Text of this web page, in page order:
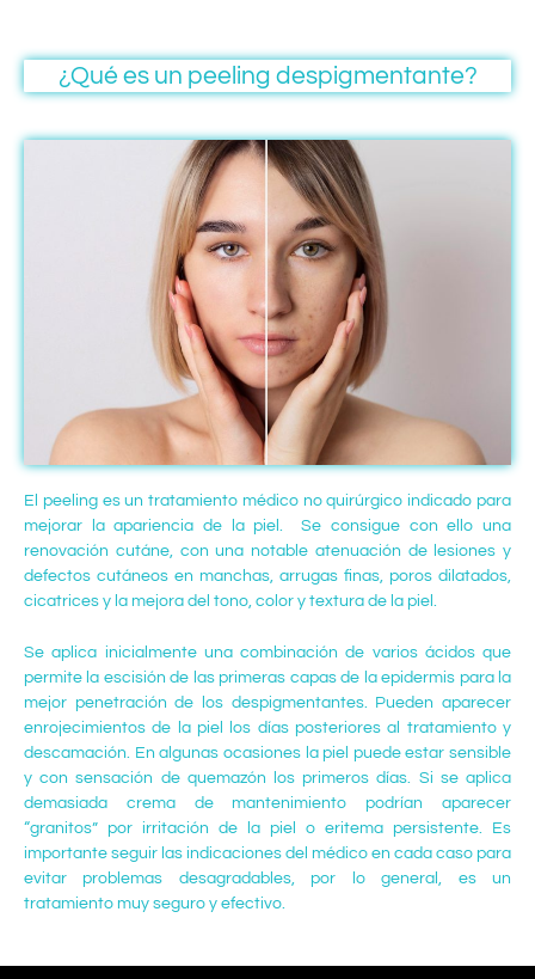
¿Qué es un peeling despigmentante?
El peeling es un tratamiento médico no quirúrgico indicado para
mejorar la apariencia de la piel. Se consigue con ello una
renovación cutáne, con una notable atenuación de lesiones y
defectos cutáneos en manchas, arrugas finas, poros dilatados,
cicatrices y la mejora del tono, color y textura de la piel.
Se aplica inicialmente una combinación de varios ácidos que
permite la escisión de las primeras capas de la epidermis para la
mejor penetración de los despigmentantes. Pueden aparecer
enrojecimientos de la piel los días posteriores al tratamiento y
descamación. En algunas ocasiones la piel puede estar sensible
y con sensación de quemazón los primeros días. Si se aplica
demasiada crema de mantenimiento podrían aparecer
“granitos” por irritación de la piel o eritema persistente. Es
importante seguir las indicaciones del médico en cada caso para
evitar problemas desagradables, por lo general, es un
tratamiento muy seguro y efectivo.